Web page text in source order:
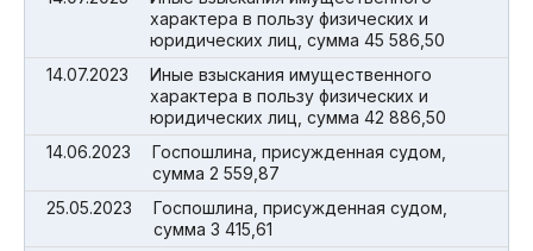
характера в пользу физических и
юридических лиц, сумма 45 586,50
14.07.2023
Иные взыскания имущественного
характера в пользу физических и
юридических лиц, сумма 42 886,50
14.06.2023
Госпошлина, присужденная судом,
сумма 2 559,87
25.05.2023
Госпошлина, присужденная судом,
сумма 3 415,61